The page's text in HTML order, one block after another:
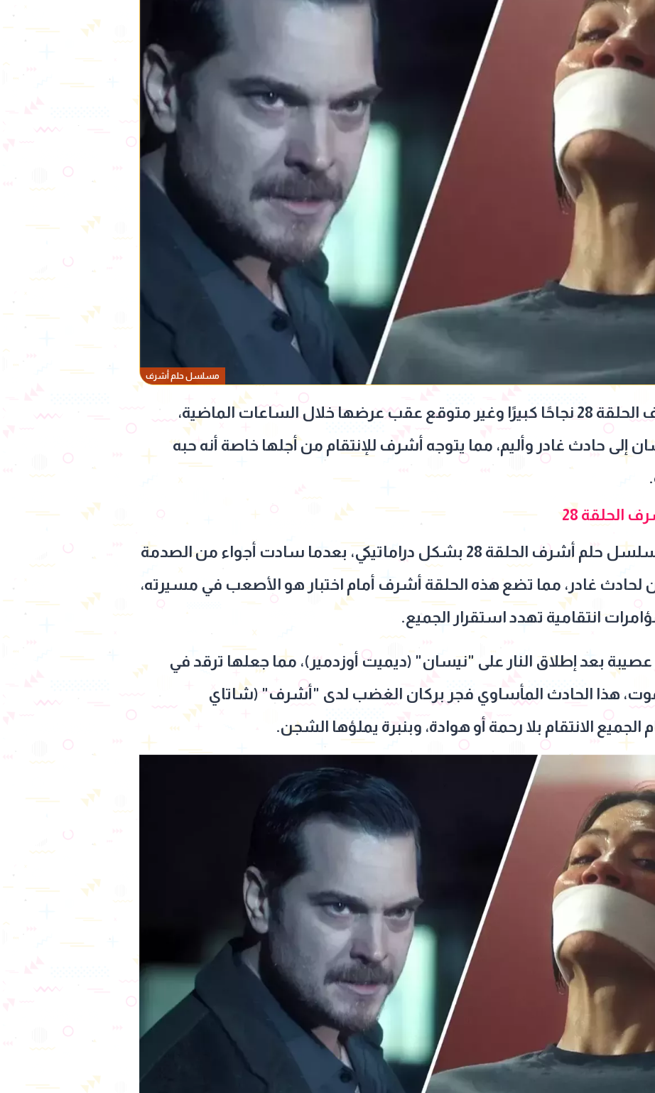
مسلسل حلم أشرف
حقق مسلسل حلم أشرف الحلقة 28 نجاحًا كبيرًا وغير متوقع عقب عرضها خلال الساعات الماضية،
حادث غادر وأليم، مما يتوجه أشرف للإنتقام من أجلها خاصة أنه حبه
28
تصاعدت وتيرة أحدتث مسلسل حلم أشرف الحلقة 28 بشكل دراماتيكي، بعدما سادت أجواء من الصدمة
غادر، مما تضع هذه الحلقة أشرف أمام اختبار هو الأصعب في مسيرته،
انتقامية تهدد استقرار الجميع.
بعد إطلاق النار على "نيسان" (ديميت أوزدمير)، مما جعلها ترقد في
هذا الحادث المأساوي فجر بركان الغضب لدى "أشرف" (شاتاي
الانتقام بلا رحمة أو هوادة، وبنبرة يملؤها الشجن.